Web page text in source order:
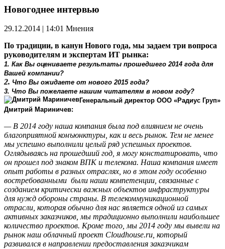
Новогоднее интервью
29.12.2014 | 14:01 Мнения
По традиции, в канун Нового года, мы задаем три вопроса
руководителям и экспертам ИТ рынка:
1. Как Вы оцениваете результаты прошедшего 2014 года для
Вашей компании?
2. Что Вы ожидаете от нового 2015 года?
3. Что Вы пожелаете нашим читателям в новом году?
Генеральный директор ООО «Радиус Груп»
Дмитрий Мариничев:
— В 2014 году наша компания была под влиянием не очень
благоприятной конъюнктуры, как и весь рынок. Тем не менее
мы успешно выполнили целый ряд успешных проектов.
Оглядываясь на прошедший год, я могу констатировать, что
он прошел под знаком ВПК и телекома. Наша компания имеет
опыт работы в разных отраслях, но в этом году особенно
востребованными были наши компетенции, связанные с
созданием критически важных объектов инфраструктуры
для нужд обороны страны. В телекоммуникационной
отрасли, которая обычно для нас является одной из самых
активных заказчиков, мы традиционно выполнили наибольшее
количество проектов. Кроме того, мы 2014 году мы вывели на
рынок наш облачный проект Cloudhouse.ru, который
развивался в направлении предоставления заказчикам